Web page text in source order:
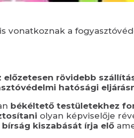
vonatkoznak a
előzetesen rövidebb
hatósági
békéltető testületekhez
olyan képviselője
kiszabását írja elő